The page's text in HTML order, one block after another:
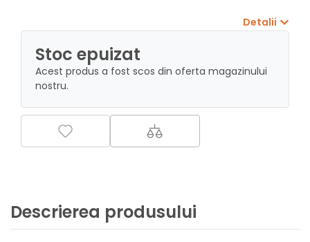
Detalii
Stoc epuizat
Acest produs a fost scos din oferta magazinului
nostru.
Descrierea produsului